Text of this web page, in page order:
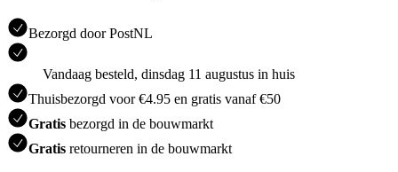
Bezorgd door PostNL
Vandaag besteld, dinsdag 11 augustus in huis
Thuisbezorgd voor €4.95 en gratis vanaf €50
Gratis bezorgd in de bouwmarkt
Gratis retourneren in de bouwmarkt